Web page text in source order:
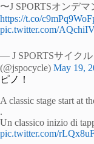
〜J SPORTSオンデ
https://t.co/
pic.twitter.com/
— J SPORTSサイク
(@jspocycle) May 19,
ピノ！
A classic stage start at
.
Un classico inizio di
pic.twitter.com/